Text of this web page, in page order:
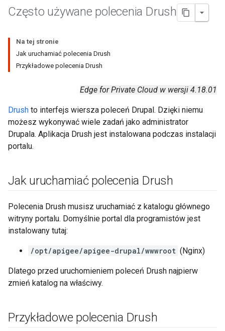
Często używane polecenia Drush
Na tej stronie
Jak uruchamiać polecenia Drush
Przykładowe polecenia Drush
Edge for Private Cloud w wersji 4.18.01
Drush to interfejs wiersza poleceń Drupal. Dzięki niemu
możesz wykonywać wiele zadań jako administrator
Drupala. Aplikacja Drush jest instalowana podczas instalacji
portalu.
Jak uruchamiać polecenia Drush
Polecenia Drush musisz uruchamiać z katalogu głównego
witryny portalu. Domyślnie portal dla programistów jest
instalowany tutaj:
/opt/apigee/apigee-drupal/wwwroot (Nginx)
Dlatego przed uruchomieniem poleceń Drush najpierw
zmień katalog na właściwy.
Przykładowe polecenia Drush